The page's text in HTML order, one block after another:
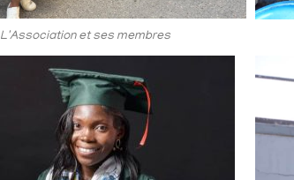
L'Association et ses membres